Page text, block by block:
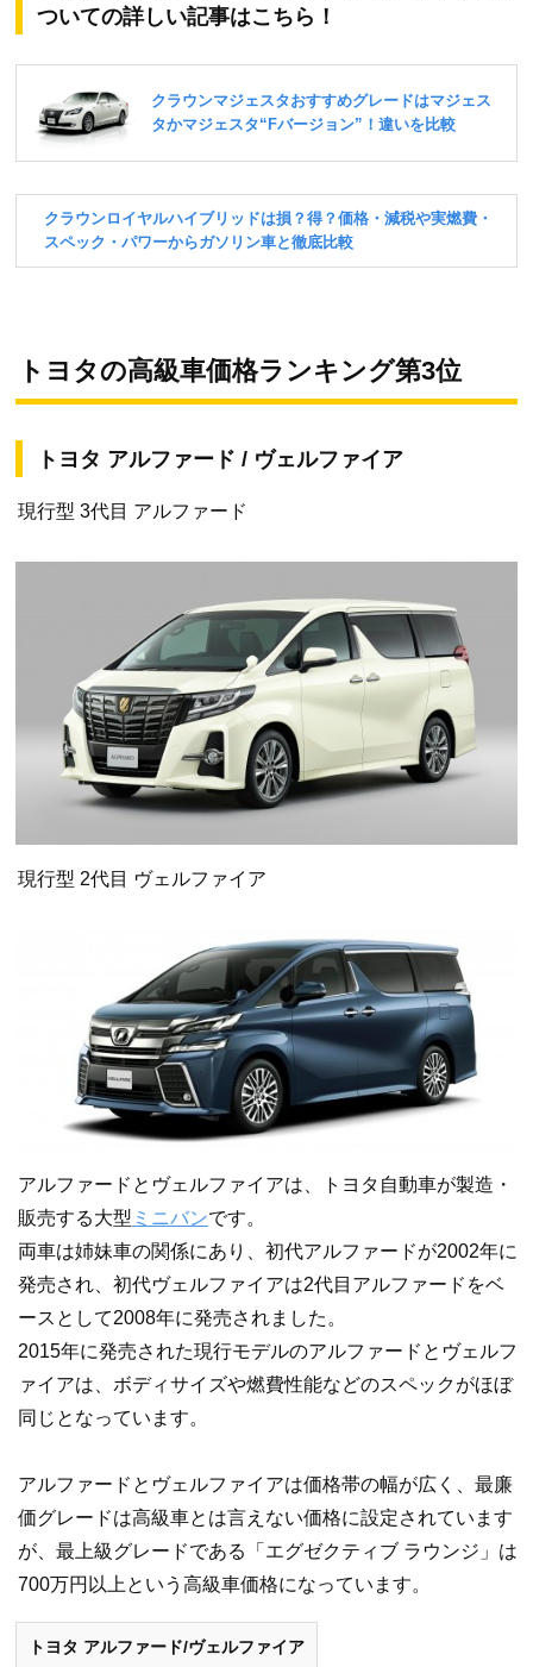
ついての詳しい記事はこちら！
トヨタの高級車価格ランキング第3位
トヨタ アルファード / ヴェルファイア
現行型 3代目 アルファード
現行型 2代目 ヴェルファイア
アルファードとヴェルファイアは、トヨタ自動車が製造・
販売する大型 ミニバンです。
両車は姉妹車の関係にあり、初代アルファードが2002年に
発売され、初代ヴェルファイアは2代目アルファードをベ
ースとして2008年に発売されました。
2015年に発売された現行モデルのアルファードとヴェルフ
ァイアは、ボディサイズや燃費性能などのスペックがほぼ
同じとなっています。
アルファードとヴェルファイアは価格帯の幅が広く、最廉
価グレードは高級車とは言えない価格に設定されています
が、最上級グレードである「エグゼクティブ ラウンジ」は
700万円以上という高級車価格になっています。
トヨタ アルファード/ヴェルファイア